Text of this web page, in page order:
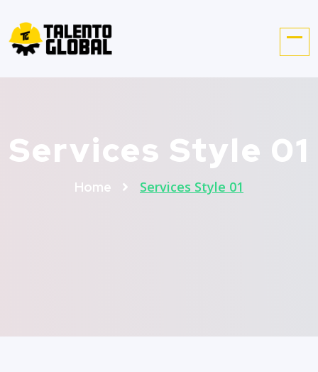
Services Style 01
Home Services Style 01